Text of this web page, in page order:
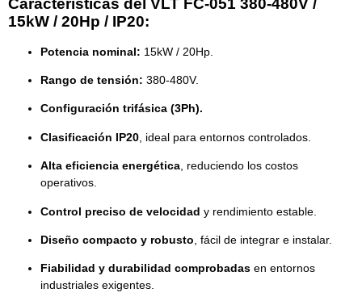
Características del VLT FC-051 380-480V /
15kW / 20Hp / IP20:
Potencia nominal: 15kW / 20Hp.
Rango de tensión: 380-480V.
Configuración trifásica (3Ph).
Clasificación IP20 , ideal para entornos controlados.
Alta eficiencia energética, reduciendo los costos
operativos.
Control preciso de velocidad y rendimiento estable.
Diseño compacto y robusto , fácil de integrar e instalar.
Fiabilidad y durabilidad comprobadas en entornos
industriales exigentes.